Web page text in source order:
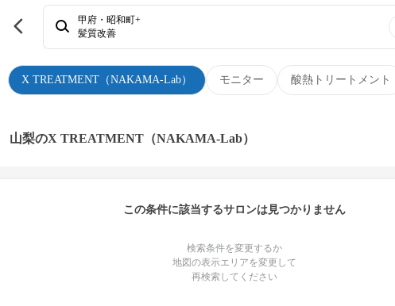
X TREATMENT（NAKAMA-Lab） モニター 酸熱トリートメント
甲府・昭和町+
髪質改善
山梨のX TREATMENT（NAKAMA-Lab）
この条件に該当するサロンは見つかりません
検索条件を変更するか
地図の表示エリアを変更して
再検索してください